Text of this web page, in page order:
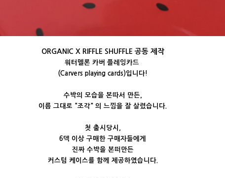
ORGANIC X RIFFLE SHUFFLE 공동 제작
워터멜론 카버 플레잉카드
(Carvers playing cards)입니다!
수박의 모습을 본따서 만든,
이름 그대로 "조각" 의 느낌을 잘 살렸습니다.
첫 출시당시,
6덱 이상 구매한 구매자들에게
진짜 수박을 본떠만든
커스텀 케이스를 함께 제공하였습니다.